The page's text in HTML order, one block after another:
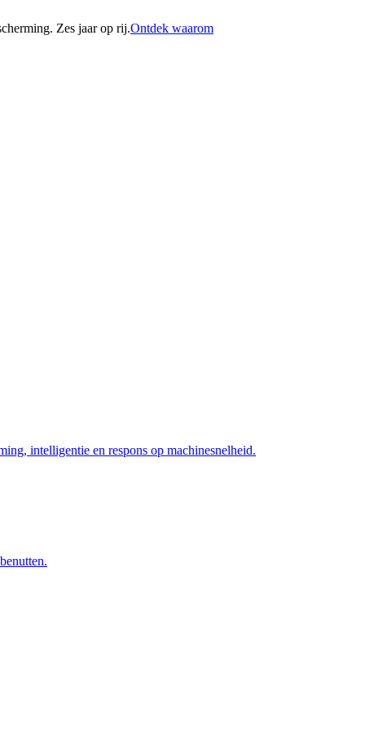
Zes jaar op rij.Ontdek waarom
intelligentie en respons op machinesnelheid.